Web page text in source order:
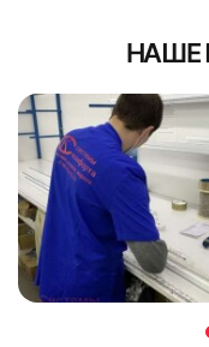
НАШЕ